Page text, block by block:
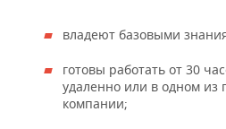
ОТКРЫТАЯ ЛЕКЦИЯ
ВОЛЕЙБОЛ
ИНФРАСТРУКТУРА
ИСТОРИЯ
СПИСОК ПЕРСОН
ПОЛНАЯ ВЕРСИЯ
владеют базовыми
готовы работать от 30
удаленно или в одном из
компании;